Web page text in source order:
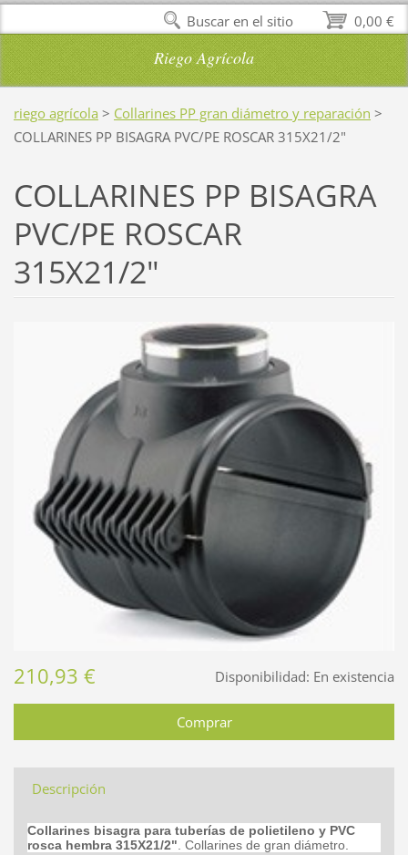
Riego Agrícola
riego agrícola > Collarines PP gran diámetro y reparación >
COLLARINES PP BISAGRA PVC/PE ROSCAR 315X21/2"
COLLARINES PP BISAGRA
PVC/PE ROSCAR
315X21/2"
Disponibilidad: En existencia
210,93 €
Descripción
Collarines bisagra para tuberías de polietileno y PVC
rosca hembra 315X21/2". Collarines de gran diámetro.
0,00 €
Buscar en el sitio